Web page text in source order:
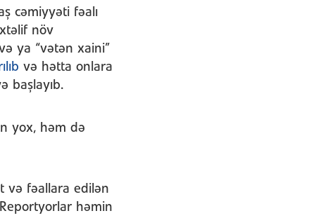
cəmiyyəti fəalı
növ
ya “vətən xaini”
və hətta onlara
başlayıb.
yox, həm də
və fəallara edilən
həmin